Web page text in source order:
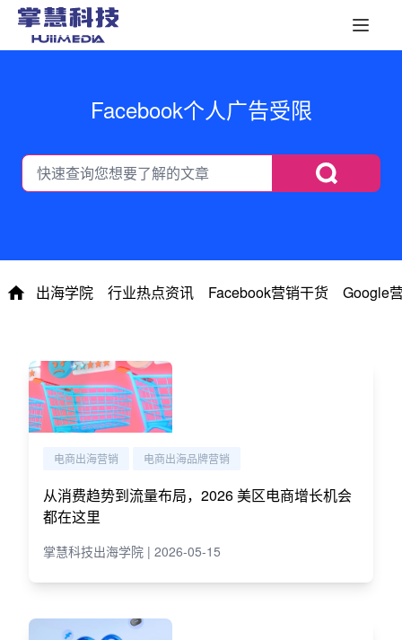
Facebook个人广告受限
出海学院 行业热点资讯 Facebook营销干货 Google
电商出海营销 电商出海品牌营销
从消费趋势到流量布局，2026 美区电商增长机会
都在这里
掌慧科技出海学院 | 2026-05-15